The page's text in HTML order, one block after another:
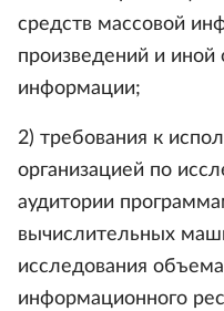
средств массовой
произведений и
информации;
2) требования к
организацией по
аудитории
вычислительных
исследования
информационного